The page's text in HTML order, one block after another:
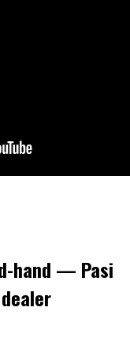
hand — Pasi